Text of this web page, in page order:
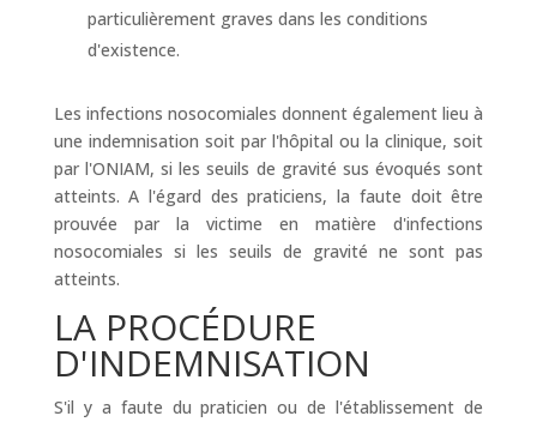
particulièrement graves dans les conditions
d'existence.
Les infections nosocomiales donnent également lieu à
une indemnisation soit par l'hôpital ou la clinique, soit
par l'ONIAM, si les seuils de gravité sus évoqués sont
atteints. A l'égard des praticiens, la faute doit être
prouvée par la victime en matière d'infections
nosocomiales si les seuils de gravité ne sont pas
atteints.
LA PROCÉDURE
D'INDEMNISATION
S'il y a faute du praticien ou de l'établissement de